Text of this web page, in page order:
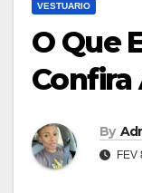
VESTUARIO
O Que
Confira
By
FEV